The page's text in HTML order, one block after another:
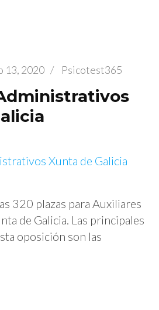
13, 2020 / Psicotest365
320 plazas para Auxiliares
de Galicia. Las principales
oposición son las